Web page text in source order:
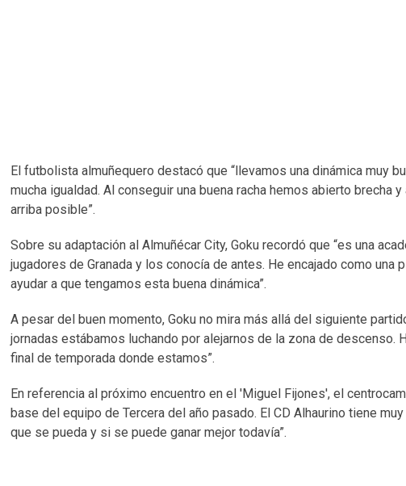
El futbolista almuñequero destacó que “llevamos una dinámica muy
mucha igualdad. Al conseguir una buena racha hemos abierto
arriba posible”.
Sobre su adaptación al Almuñécar City, Goku recordó que “es una
jugadores de Granada y los conocía de antes. He encajado como
ayudar a que tengamos esta buena dinámica”.
A pesar del buen momento, Goku no mira más allá del siguiente
jornadas estábamos luchando por alejarnos de la zona de
final de temporada donde estamos”.
En referencia al próximo encuentro en el 'Miguel Fijones', el
base del equipo de Tercera del año pasado. El CD Alhaurino tiene
que se pueda y si se puede ganar mejor todavía”.